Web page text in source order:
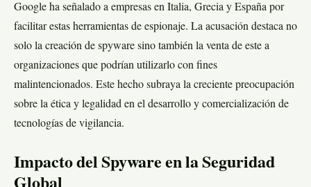
Google ha señalado a empresas en Italia, Grecia y España por
facilitar estas herramientas de espionaje. La acusación destaca no
solo la creación de spyware sino también la venta de este a
organizaciones que podrían utilizarlo con fines
malintencionados. Este hecho subraya la creciente preocupación
sobre la ética y legalidad en el desarrollo y comercialización de
tecnologías de vigilancia.
Impacto del Spyware en la Seguridad